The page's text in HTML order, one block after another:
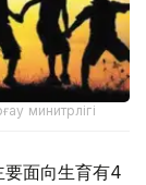
минитрлігі
要面向生育有4